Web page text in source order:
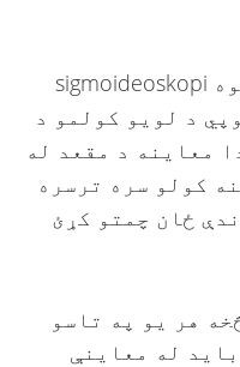
ټاکل شوې ده چې تاسو به یوه sigmoideoskopi
د لویو کولمو د
معاینه د مقعد له
کولو سره ترسره
ځان چمتو کړئ
هر یو په تاسو
له معاینې